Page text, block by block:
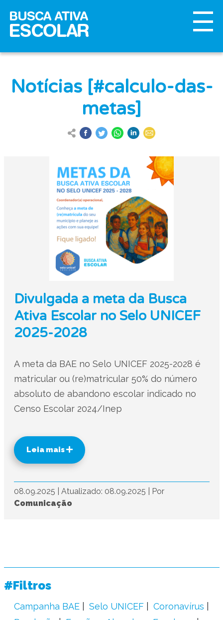
Notícias [#calculo-das-
metas]
Divulgada a meta da Busca
Ativa Escolar no Selo UNICEF
2025-2028
A meta da BAE no Selo UNICEF 2025-2028 é
matricular ou (re)matricular 50% do número
absoluto de abandono escolar indicado no
Censo Escolar 2024/Inep
Leia mais
08.09.2025 Atualizado: 08.09.2025
Por
Comunicação
#Filtros
Campanha BAE Selo UNICEF
Coronavírus